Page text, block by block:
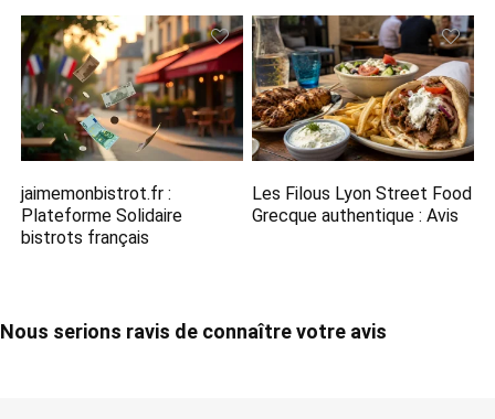
jaimemonbistrot.fr :
Plateforme Solidaire
bistrots français
Les Filous Lyon Street Food
Grecque​ authentique : Avis
Nous serions ravis de connaître votre avis